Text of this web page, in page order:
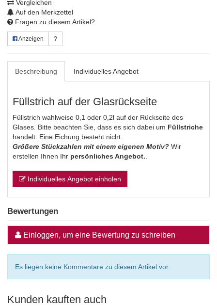
Vergleichen
Auf den Merkzettel
Fragen zu diesem Artikel?
Anzeigen ?
Beschreibung Individuelles Angebot
Füllstrich auf der Glasrückseite
Füllstrich wahlweise 0,1 oder 0,2l auf der Rückseite des
Glases. Bitte beachten Sie, dass es sich dabei um Füllstriche
handelt. Eine Eichung besteht nicht.
Größere Stückzahlen mit einem eigenen Motiv? Wir
erstellen Ihnen Ihr persönliches Angebot.
Individuelles Angebot einholen
Bewertungen
Einloggen, um eine Bewertung zu schreiben
Es liegen keine Kommentare zu diesem Artikel vor.
Kunden kauften auch